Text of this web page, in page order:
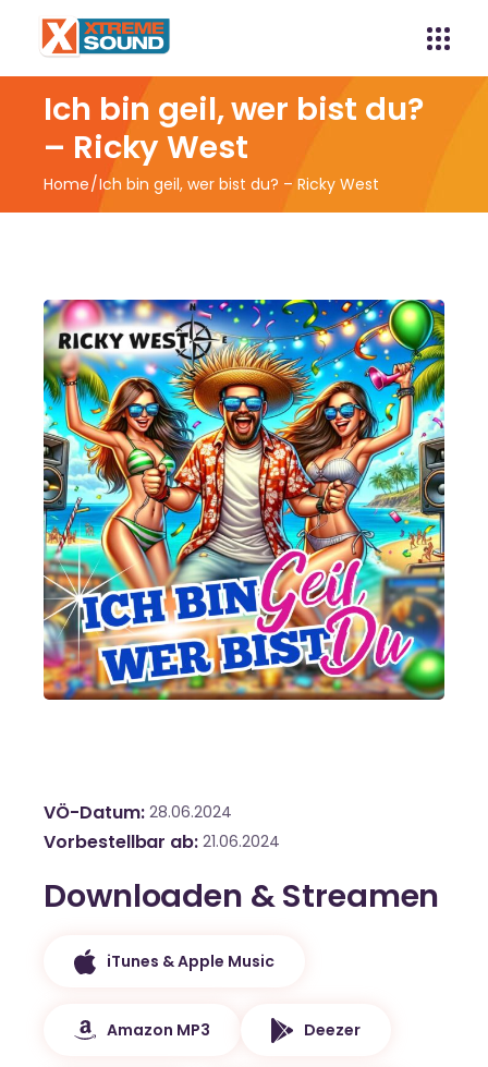
Ich bin geil, wer bist du?
– Ricky West
Home Ich bin geil, wer bist du? – Ricky West
VÖ-Datum 28.06.2024
Vorbestellbar ab 21.06.2024
Downloaden & Streamen
iTunes & Apple Music
Amazon MP3 Deezer